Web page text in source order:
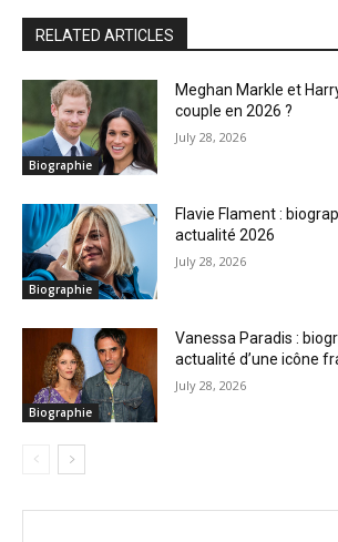
RELATED ARTICLES
Biographie
Meghan Markle et
couple en 2026 ?
July 28, 2026
Biographie
Flavie Flament :
actualité 2026
July 28, 2026
Biographie
Vanessa Paradis :
actualité d’une icône
July 28, 2026